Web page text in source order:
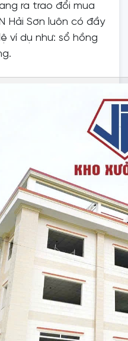
ra trao đổi mua
Hải Sơn luôn có đầy
ví dụ như: sổ hồng